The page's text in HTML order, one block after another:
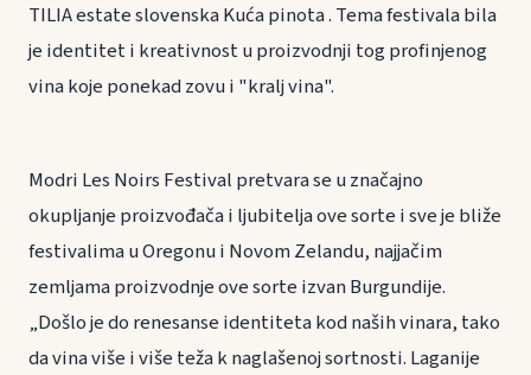
TILIA estate slovenska Kuća pinota . Tema festivala bila
je identitet i kreativnost u proizvodnji tog profinjenog
vina koje ponekad zovu i "kralj vina".
Modri Les Noirs Festival pretvara se u značajno
okupljanje proizvođača i ljubitelja ove sorte i sve je bliže
festivalima u Oregonu i Novom Zelandu, najjačim
zemljama proizvodnje ove sorte izvan Burgundije.
„Došlo je do renesanse identiteta kod naših vinara, tako
da vina više i više teža k naglašenoj sortnosti. Laganije